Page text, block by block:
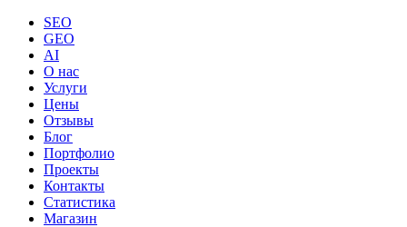
SEO
GEO
AI
О нас
Услуги
Цены
Отзывы
Блог
Портфолио
Проекты
Контакты
Статистика
Магазин